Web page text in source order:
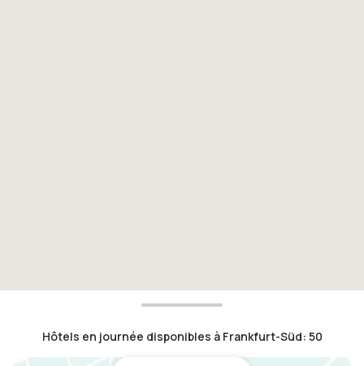
Hôtels en journée disponibles à Frankfurt-Süd: 50